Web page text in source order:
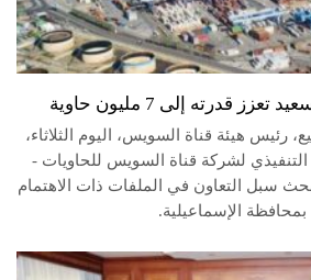
قدرته إلى 7 مليون حاوية
رئيس هيئة قناة السويس، اليوم الثلاثاء،
لشركة قناة السويس للحاويات -
لبحث سبل التعاون في الملفات ذات الاهتمام
الإسماعيلية.